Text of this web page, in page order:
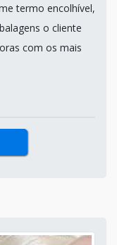
termo encolhível,
o cliente
com os mais